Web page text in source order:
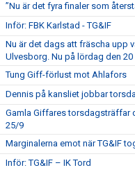
”Nu är det fyra finaler som
Inför: FBK Karlstad - TG&IF
Nu är det dags att fräscha upp
Ulvesborg. Nu på lördag den
Tung Giff-förlust mot Ahlafors
Dennis på kansliet jobbar
Gamla Giffares torsdagsträffar
25/9
Marginalerna emot när TG&IF
Inför: TG&IF – IK Tord